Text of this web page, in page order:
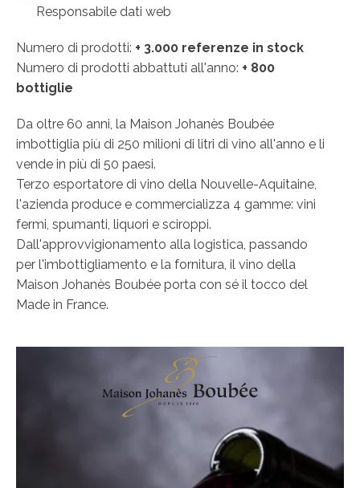
Responsabile dati web
Numero di prodotti: + 3.000 referenze in stock
Numero di prodotti abbattuti all'anno: + 800
bottiglie
Da oltre 60 anni, la Maison Johanès Boubée
imbottiglia più di 250 milioni di litri di vino all'anno e li
vende in più di 50 paesi.
Terzo esportatore di vino della Nouvelle-Aquitaine,
l'azienda produce e commercializza 4 gamme: vini
fermi, spumanti, liquori e sciroppi.
Dall'approvvigionamento alla logistica, passando
per l'imbottigliamento e la fornitura, il vino della
Maison Johanès Boubée porta con sé il tocco del
Made in France.